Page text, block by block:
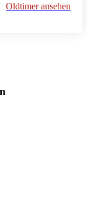
Oldtimer ansehen